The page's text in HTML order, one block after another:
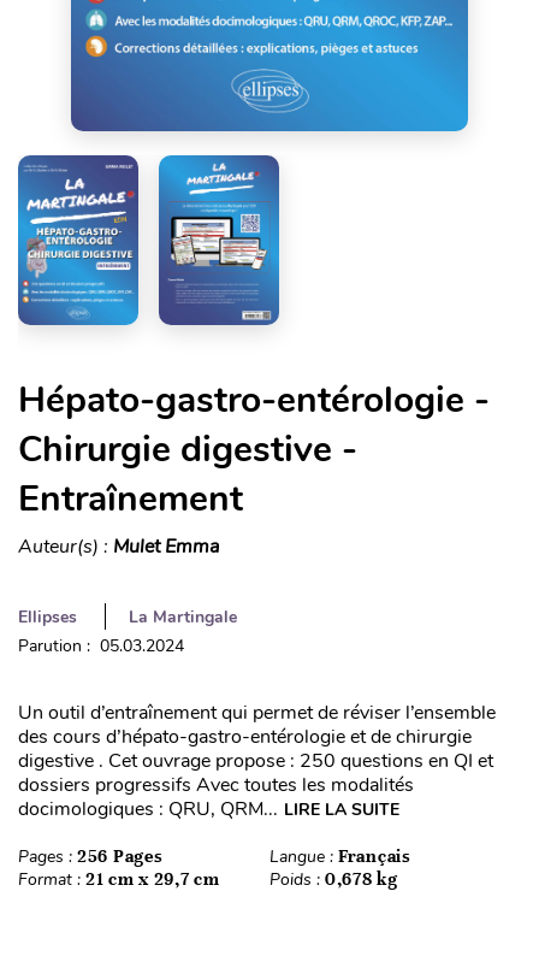
Hépato-gastro-entérologie -
Chirurgie digestive -
Entraînement
Auteur(s) : Mulet Emma
Ellipses
La Martingale
Parution : 05.03.2024
Un outil d’entraînement qui permet de réviser l’ensemble
des cours d’hépato-gastro-entérologie et de chirurgie
digestive . Cet ouvrage propose : 250 questions en QI et
dossiers progressifs Avec toutes les modalités
docimologiques : QRU, QRM... LIRE LA SUITE
Pages : 256 Pages Langue : Français
Format : 21 cm x 29,7 cm Poids : 0,678 kg